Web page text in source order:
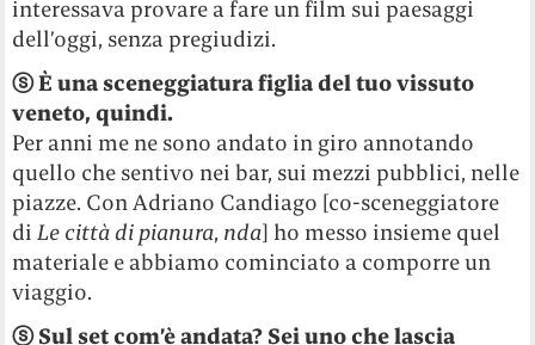
interessava provare a fare un film sui paesaggi
dell’oggi, senza pregiudizi.
ⓢ È una sceneggiatura figlia del tuo vissuto
veneto, quindi.
Per anni me ne sono andato in giro annotando
quello che sentivo nei bar, sui mezzi pubblici, nelle
piazze. Con Adriano Candiago [co-sceneggiatore
diLe città di pianura, nda] ho messo insieme quel
materiale e abbiamo cominciato a comporre un
viaggio.
ⓢ Sul set com’è andata? Sei uno che lascia